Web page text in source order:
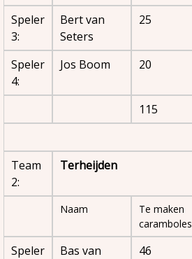
Speler
3:
Bert van
Seters
25
Speler
4:
Jos Boom 20
115
Team
2:
Terheijden
Naam
Te maken
caramboles
Speler
Bas van
46